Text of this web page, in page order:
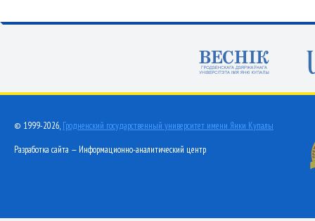
© 1999-2026, Гродненский государственный университет имени Янки Купалы
Разработка сайта — Информационно-аналитический центр